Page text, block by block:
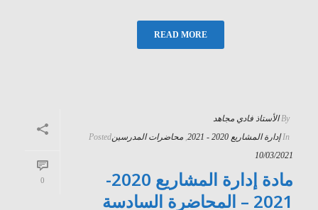
READ MORE
0
By الأستاذ فادي مجاهد
In إدارة المشاريع 2020 - 2021 , محاضرات المدرسينPosted
10/03/2021
مادة إدارة المشاريع 2020-
2021 – المحاضرة السادسة